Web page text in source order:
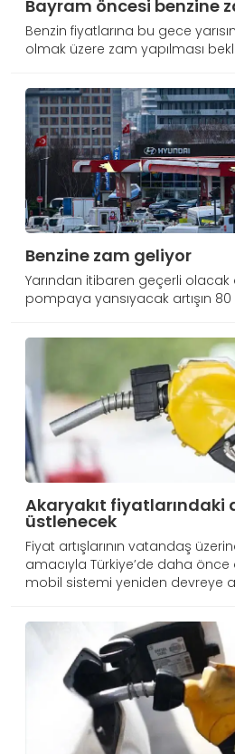
Bayram öncesi benzine
Benzin fiyatlarına bu gece
olmak üzere zam yapılması
Benzine zam geliyor
Yarından itibaren geçerli olacak
pompaya yansıyacak artışın
Akaryakıt fiyatlarındaki
üstlenecek
Fiyat artışlarının vatandaş
amacıyla Türkiye’de daha
mobil sistemi yeniden devreye